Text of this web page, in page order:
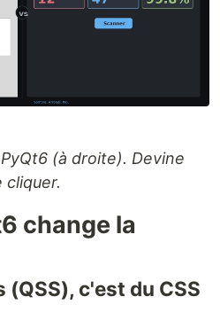
(à droite). Devine
cliquer.
change la
(QSS), c'est du CSS